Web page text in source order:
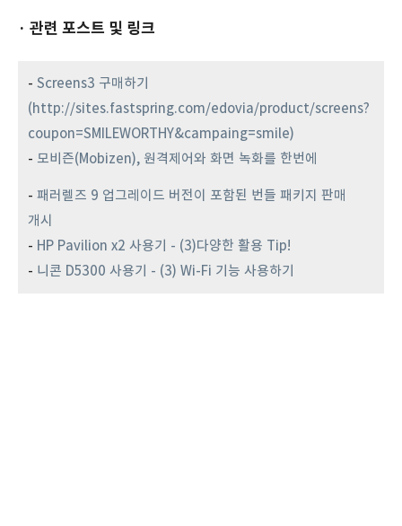
· 관련 포스트 및 링크
- Screens3 구매하기
(http://sites.fastspring.com/edovia/product/screens?
coupon=SMILEWORTHY&campaing=smile)
- 모비즌(Mobizen), 원격제어와 화면 녹화를 한번에
- 패러렐즈 9 업그레이드 버전이 포함된 번들 패키지 판매
개시
- HP Pavilion x2 사용기 - (3)다양한 활용 Tip!
- 니콘 D5300 사용기 - (3) Wi-Fi 기능 사용하기